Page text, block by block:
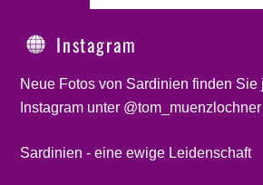
Instagram
Neue Fotos von Sardinien finden Sie
Instagram unter @tom_muenzlochner
Sardinien - eine ewige Leidenschaft